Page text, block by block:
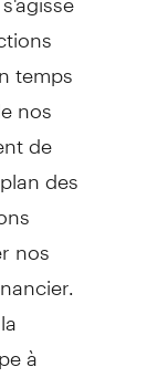
temps
nos
de
des
nos
à